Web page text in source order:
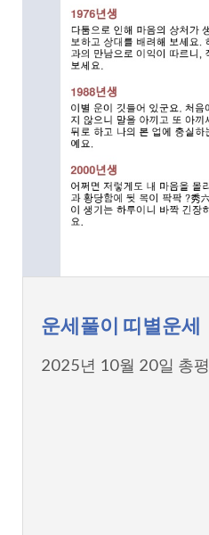
운세풀이 띠별운세
2025년 10월 20일 총평